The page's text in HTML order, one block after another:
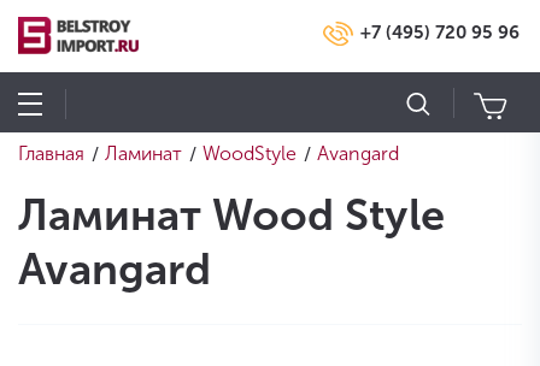
+7 (495) 720 95 96
Главная / Ламинат / WoodStyle / Avangard
Ламинат Wood Style
Avangard